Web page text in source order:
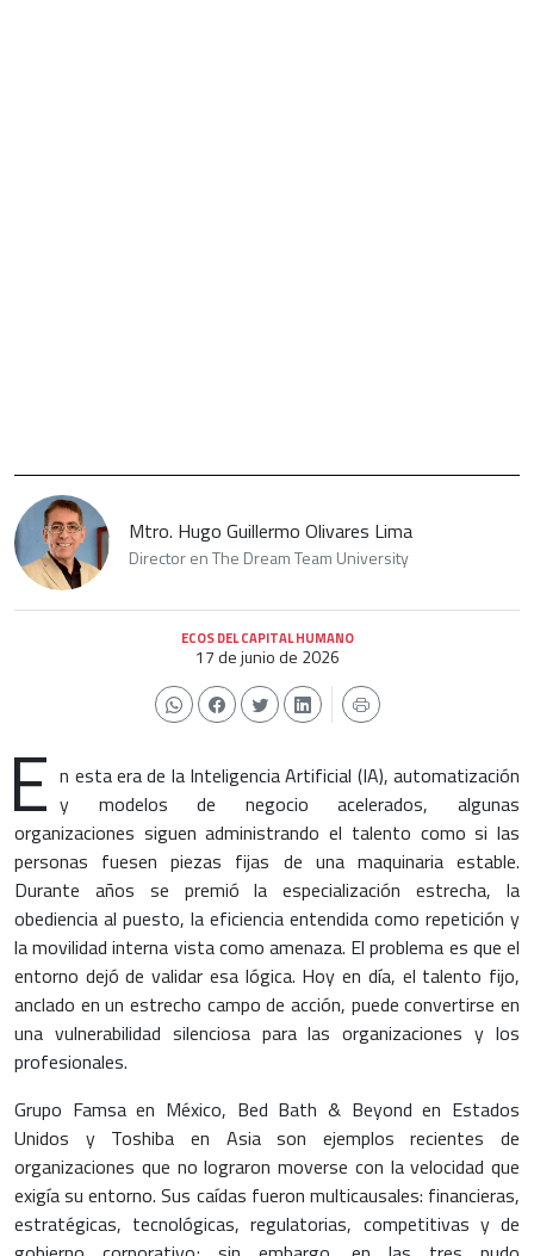
Mtro. Hugo Guillermo Olivares Lima
Director en The Dream Team University
ECOS DEL CAPITAL HUMANO
17 de junio de 2026
E n esta era de la Inteligencia Artificial (IA), automatización
y modelos de negocio acelerados, algunas
organizaciones siguen administrando el talento como si las
personas fuesen piezas fijas de una maquinaria estable.
Durante años se premió la especialización estrecha, la
obediencia al puesto, la eficiencia entendida como repetición y
la movilidad interna vista como amenaza. El problema es que el
entorno dejó de validar esa lógica. Hoy en día, el talento fijo,
anclado en un estrecho campo de acción, puede convertirse en
una vulnerabilidad silenciosa para las organizaciones y los
profesionales.
Grupo Famsa en México, Bed Bath & Beyond en Estados
Unidos y Toshiba en Asia son ejemplos recientes de
organizaciones que no lograron moverse con la velocidad que
exigía su entorno. Sus caídas fueron multicausales: financieras,
estratégicas, tecnológicas, regulatorias, competitivas y de